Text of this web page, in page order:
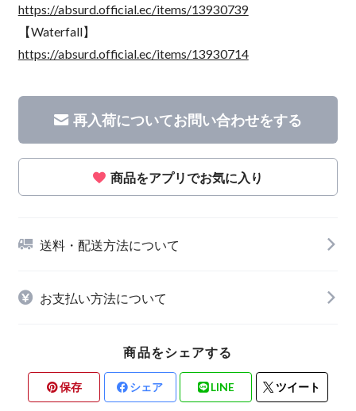
https://absurd.official.ec/items/13930739
【Waterfall】
https://absurd.official.ec/items/13930714
再入荷についてお問い合わせをする
商品をアプリでお気に入り
送料・配送方法について
お支払い方法について
商品をシェアする
保存 シェア LINE ツイート